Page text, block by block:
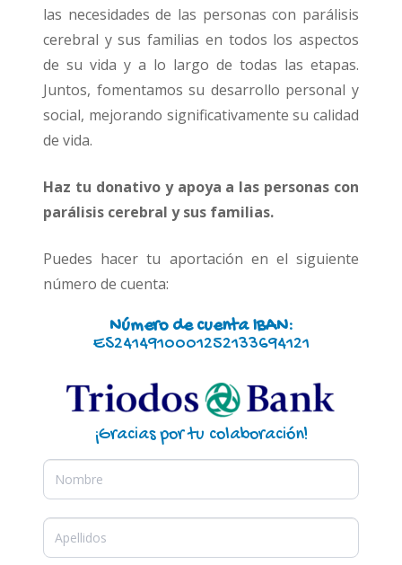
las necesidades de las personas con parálisis
cerebral y sus familias en todos los aspectos
de su vida y a lo largo de todas las etapas.
Juntos, fomentamos su desarrollo personal y
social, mejorando significativamente su calidad
de vida.
Haz tu donativo y apoya a las personas con
parálisis cerebral y sus familias.
Puedes hacer tu aportación en el siguiente
número de cuenta:
Número de cuenta IBAN:
ES2414910001252133694121
¡Gracias por tu colaboración!
Donaciones